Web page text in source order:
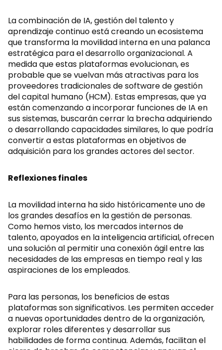
La combinación de IA, gestión del talento y
aprendizaje continuo está creando un ecosistema
que transforma la movilidad interna en una palanca
estratégica para el desarrollo organizacional. A
medida que estas plataformas evolucionan, es
probable que se vuelvan más atractivas para los
proveedores tradicionales de software de gestión
del capital humano (HCM). Estas empresas, que ya
están comenzando a incorporar funciones de IA en
sus sistemas, buscarán cerrar la brecha adquiriendo
o desarrollando capacidades similares, lo que podría
convertir a estas plataformas en objetivos de
adquisición para los grandes actores del sector.
Reflexiones finales
La movilidad interna ha sido históricamente uno de
los grandes desafíos en la gestión de personas.
Como hemos visto, los mercados internos de
talento, apoyados en la inteligencia artificial, ofrecen
una solución al permitir una conexión ágil entre las
necesidades de las empresas en tiempo real y las
aspiraciones de los empleados.
Para las personas, los beneficios de estas
plataformas son significativos. Les permiten acceder
a nuevas oportunidades dentro de la organización,
explorar roles diferentes y desarrollar sus
habilidades de forma continua. Además, facilitan el